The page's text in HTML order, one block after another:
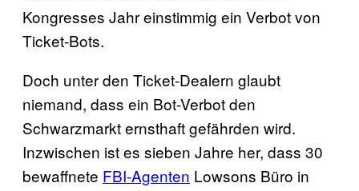
Kongresses Jahr einstimmig ein Verbot von
Ticket-Bots.
Doch unter den Ticket-Dealern glaubt
niemand, dass ein Bot-Verbot den
Schwarzmarkt ernsthaft gefährden wird.
Inzwischen ist es sieben Jahre her, dass 30
bewaffnete FBI-Agenten Lowsons Büro in